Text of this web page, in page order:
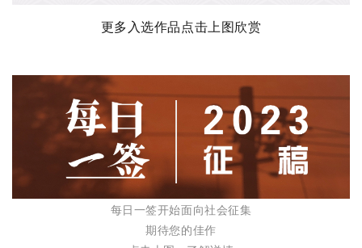
更多入选作品点击上图欣赏
每日一签开始面向社会征集
期待您的佳作